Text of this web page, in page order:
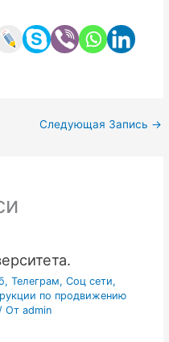
Следующая Запись →
Телеграм, Соц сети,
по продвижению
От admin